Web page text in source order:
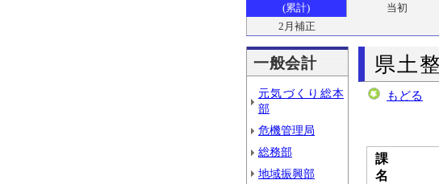
(累計) 当初
2月補正
一般会計
元気づくり総本
部
危機管理局
総務部
地域振興部
県土
もどる
課
名